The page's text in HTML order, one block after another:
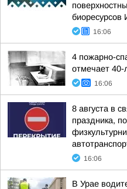
биоресурсов
16:06
4 пожарно-
отмечает 40-
16:06
8 августа в
праздника,
16:06
В Урае